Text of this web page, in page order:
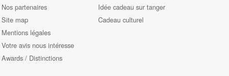
Nos partenaires
Site map
Mentions légales
Votre avis nous intéresse
Awards / Distinctions
Idée cadeau sur tanger
Cadeau culturel